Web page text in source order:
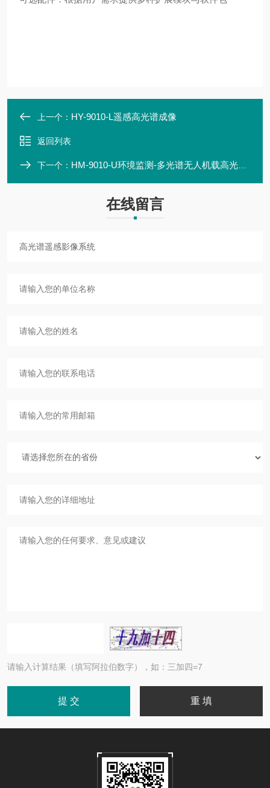
上一个： HY-9010-L遥感高光谱成像
返回列表
下一个： HM-9010-U环境监测-多光谱无人机载高光谱系统
在线留言
请输入计算结果（填写阿拉伯数字），如：三加四=7